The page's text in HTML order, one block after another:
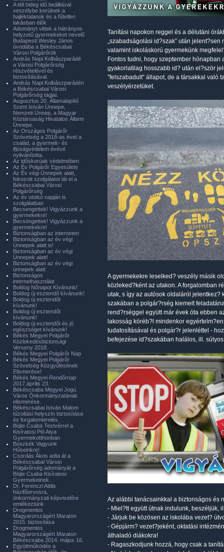
Tanítási napokon reggel és a délutáni
„szabadságolási id?szak” után
valamint iskoláskorú gyermekünk
Fontos tudni, hogy szeptember
gyakorlatilag hosszabb id? után el?ször
”felszabadult” állapot, de a társakkal való
veszélyérzetüket.
A gyermekekre leselked? veszély másik
közleked?ként az utakon. A forgalomban
utak, s így az autósok oldaláról
szakában a polgár?rség kiemelt
rend?rséggel együtt már évek óta ebben
lakosság köréb?l mindenkor
tudatosításával és polgár?r jelenléttel -
befejezése id?szakában halálos, ill.
Az alábbi tanácsainkkal a biztonságos és
- Miel?tt együtt útnak indulunk, beszéljük,
- Járjuk be közösen az iskolába vezet?
- Gépjárm? vezet?jeként, oktatási
áthaladó diákokra!
- Ragaszkodjunk hozzá, hogy csak a
A téli hideg idő beálltával
veszélybe kerülnek a
hajléktalanok és a fűtetlen
lakásban élők
Adományt vittek a hátrányos
helyzetű gyermekeket nevelő
Budapesti Wesley János
óvodába a Békéscsabai
Városi Polgárőrök
András Napi Kolbászparádé
a Városi Polgárőrség
részvételével és
biztosításával.
András Napi Kolbászparádén
a Békéscsabai Városi
Polgárőrség tagjai.
Augusztus 20. Államalapító
Szent István Ünnepe,
Nemzeti Ünnep, a Magyar
Köztársaság Hivatalos Állami
Ünnepe.
Az Országos Polgárőr
Szövetség a 2018-as évet a
család, a gyermek- és
ifjúságvédelem évévé
nyilvánította.
Az időskorúak védelmében
Az Év Polgárőr Egyesülete
Az Év végi Ünnepek alatt,
fokozott szolgálatot lát el a
Békéscsabai Városi
Polgárőrség
Az év utolsó napján is
szolgálatban
Becsengettek! Vigyázzunk a
gyermekekre!
Becsöngettek! Vigyázzunk a
gyermekekre!
Biztonságban az interneten
Biztonságban az év végi
Ünnepek alatt is!
Biztonságban az év végi
Ünnepek alatt!
Biztonságban az év végi
ünnepek alatt
Biztonságos
internethasználat
Boldog Nőnapot Kívánunk!
Boldog új esztendő kívánunk!
Boldog új esztendőt
kívánunk!
Boldog új esztendőt
kívánunk!
Boldog új esztendőt és jó
egészséget kívánunk!
Békés Megyei Polgárőr
Közlekedésbiztonsági
Verseny 2018.
Békés Megyei Polgárőr Nap
Békés Megyei Polgárőr
Szövetség Közgyűlésének
Elismerése!
Békés Megyei Rendőrnap
2017.április 23.
Békéscsaba Megyei Jogú
Város Önkormányzatának
elismerése.
Békéscsabai István Malom
tűzoltási helyszín biztosítása
és forgalomterelés.
Böjte Csaba Testvérrel a
Kisíratosi Pió Atya
Gyermekotthonban
Büszkék Vagyunk
Hőseinkre!
Csordás Ákos adta át a
Békéscsabai Városi
Polgárőrség adományát a
Böjte Csaba Kisíratosi
Gyermekeinek.
Dr. Ferenczi Attila
házifőorvosra,
önkormányzati képviselőre
emlékeztünk
Drogmentes
Magyarországért Maraton
2015. biztosítása
Drogmentes
Magyarországért Maraton
Békéscsaba 2014. május 16.
Együttműködés a